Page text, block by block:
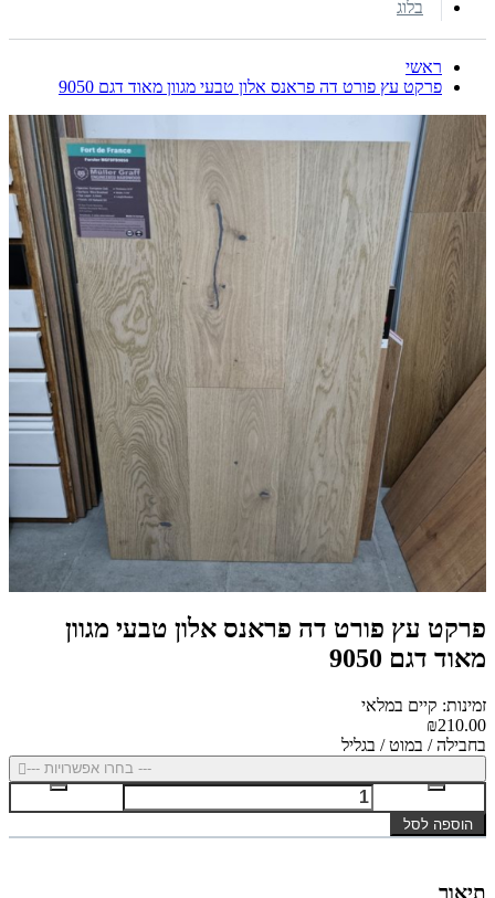
בלוג
ראשי
פרקט עץ פורט דה פראנס אלון טבעי מגוון מאוד דגם 9050
פרקט עץ פורט דה פראנס אלון טבעי מגוון
מאוד דגם 9050
זמינות: קיים במלאי
₪210.00
בחבילה / במוט / בגליל
--- בחרו אפשרויות ---
הוספה לסל
תיאור